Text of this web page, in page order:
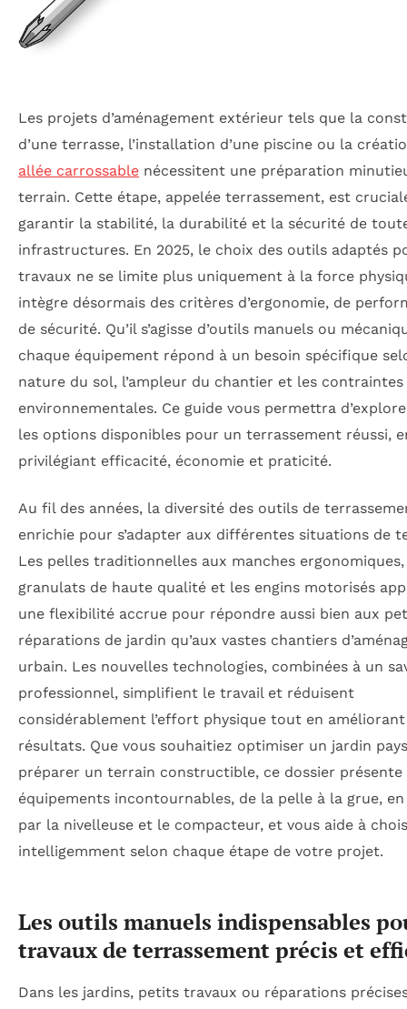
Les projets d’aménagement extérieur tels que la
d’une terrasse, l’installation d’une piscine ou la
allée carrossable nécessitent une préparation
terrain. Cette étape, appelée terrassement, est
garantir la stabilité, la durabilité et la sécurité de
infrastructures. En 2025, le choix des outils adaptés
travaux ne se limite plus uniquement à la force
intègre désormais des critères d’ergonomie, de
de sécurité. Qu’il s’agisse d’outils manuels ou
chaque équipement répond à un besoin spécifique
nature du sol, l’ampleur du chantier et les contraintes
environnementales. Ce guide vous permettra
les options disponibles pour un terrassement réussi,
privilégiant efficacité, économie et praticité.
Au fil des années, la diversité des outils de
enrichie pour s’adapter aux différentes situations de
Les pelles traditionnelles aux manches
granulats de haute qualité et les engins motorisés
une flexibilité accrue pour répondre aussi bien aux
réparations de jardin qu’aux vastes chantiers
urbain. Les nouvelles technologies, combinées à un
professionnel, simplifient le travail et réduisent
considérablement l’effort physique tout en
résultats. Que vous souhaitiez optimiser un jardin
préparer un terrain constructible, ce dossier présente
équipements incontournables, de la pelle à la grue,
par la nivelleuse et le compacteur, et vous aide à
intelligemment selon chaque étape de votre projet.
Les outils manuels indispensables
travaux de terrassement précis et
Dans les jardins, petits travaux ou réparations